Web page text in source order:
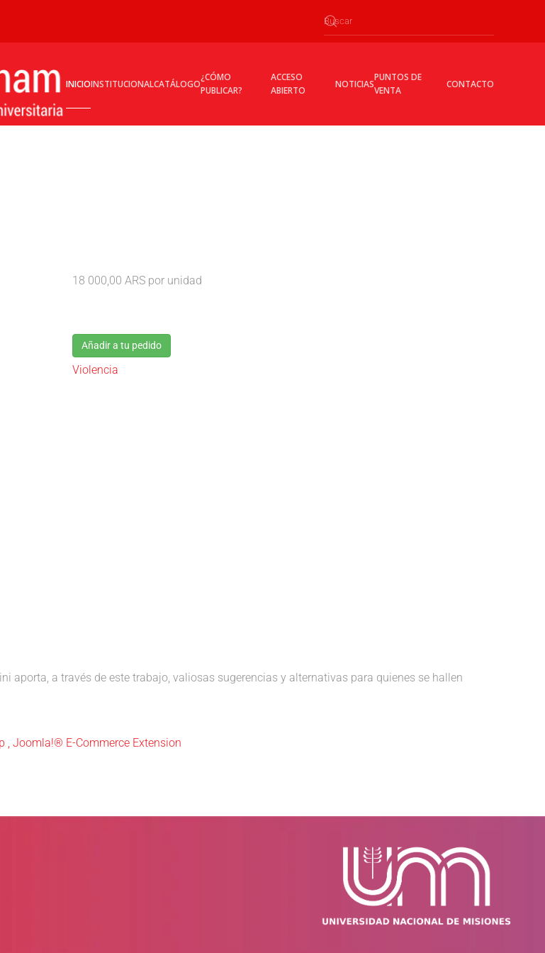
INICIOINSTITUCIONALCATÁLOGO
¿CÓMO
PUBLICAR?
ACCESO
ABIERTO
NOTICIAS
PUNTOS DE
VENTA
CONTACTO
18 000,00 ARS por unidad
Añadir a tu pedido
Violencia
aporta, a través de este trabajo, valiosas sugerencias y alternativas para quienes se hallen
, Joomla!® E-Commerce Extension